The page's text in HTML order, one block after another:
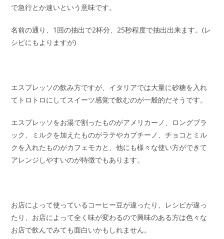
で急行とか速いという意味です。
名前の通り、1回の抽出で2杯分、25秒程度で抽出出来ます。(レ
シピにもよりますが)
エスプレッソの飲み方ですが、イタリアでは大量に砂糖を入れ
てトロトロにしてスイーツ感覚で飲むのが一般的だそうです。
エスプレッソをお湯で割ったものがアメリカーノ、ロングブラ
ック、ミルクを加えたものがラテやカプチーノ、チョコとミル
クを入れたものがカフェモカと、他にも様々な使い方ができて
アレンジしやすいのが特徴でもあります。
お店によって使っているコーヒー豆が違ったり、レシピが違っ
たり、お店によって全く味が変わるので興味のある方は色々な
お店で飲んでみても面白いかもしれません。